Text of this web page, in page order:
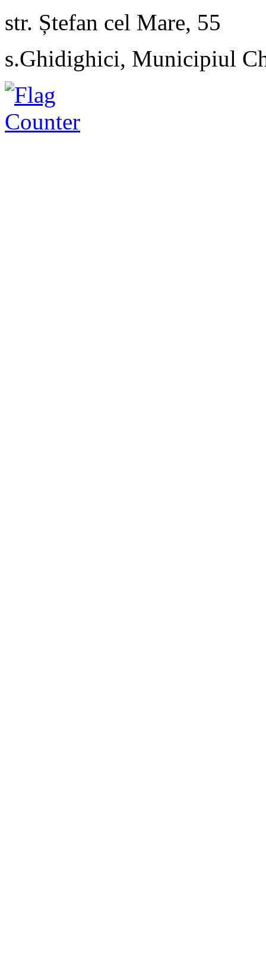
str. Ștefan cel Mare, 55
s.Ghidighici, Municipiul